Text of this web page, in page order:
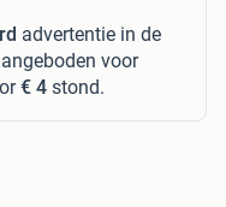
advertentie in de
voor
€ 4 stond.